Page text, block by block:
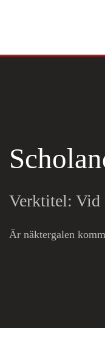
Verktitel: Vid
Är näktergalen